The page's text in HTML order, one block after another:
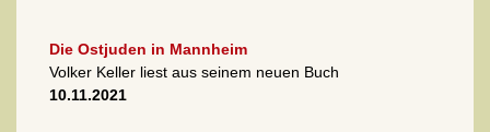
Die Ostjuden in Mannheim
Volker Keller liest aus seinem neuen Buch
10.11.2021